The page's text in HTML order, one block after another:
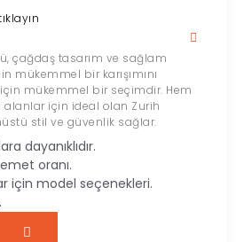
çağdaş tasarım ve sağlam
mükemmel bir karışımını
mükemmel bir seçimdir. Hem
için ideal olan Zurih
stil ve güvenlik sağlar.
dayanıklıdır.
oranı.
için model seçenekleri.